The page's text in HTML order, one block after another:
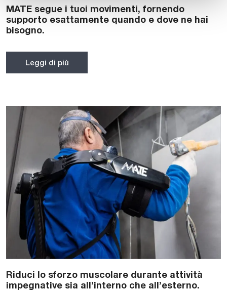
MATE segue i tuoi movimenti, fornendo
supporto esattamente quando e dove ne hai
bisogno.
Leggi di più
Riduci lo sforzo muscolare durante attività
impegnative sia all’interno che all’esterno.